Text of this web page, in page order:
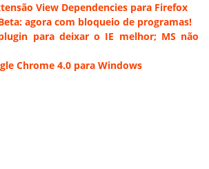
View Dependencies para Firefox
agora com bloqueio de programas!
para deixar o IE melhor; MS não
Chrome 4.0 para Windows